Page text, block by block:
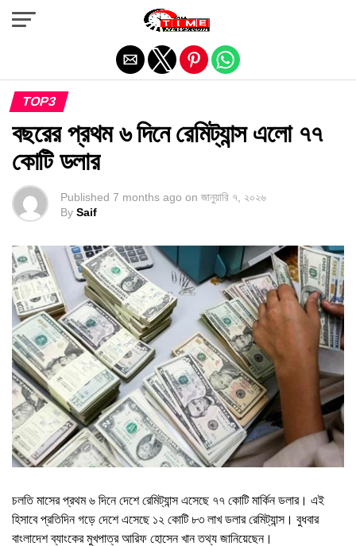
TOP3
বছরের প্রথম ৬ দিনে রেমিট্যান্স এলো ৭৭
কোটি ডলার
Published 7 months ago on জানুয়ারি ৭, ২০২৬
By Saif
চলতি মাসের প্রথম ৬ দিনে দেশে রেমিট্যান্স এসেছে ৭৭ কোটি মার্কিন ডলার। এই
হিসাবে প্রতিদিন গড়ে দেশে এসেছে ১২ কোটি ৮৩ লাখ ডলার রেমিট্যান্স। বুধবার
বাংলাদেশ ব্যাংকের মুখপাত্র আরিফ হোসেন খান তথ্য জানিয়েছেন।
Exit mobile version